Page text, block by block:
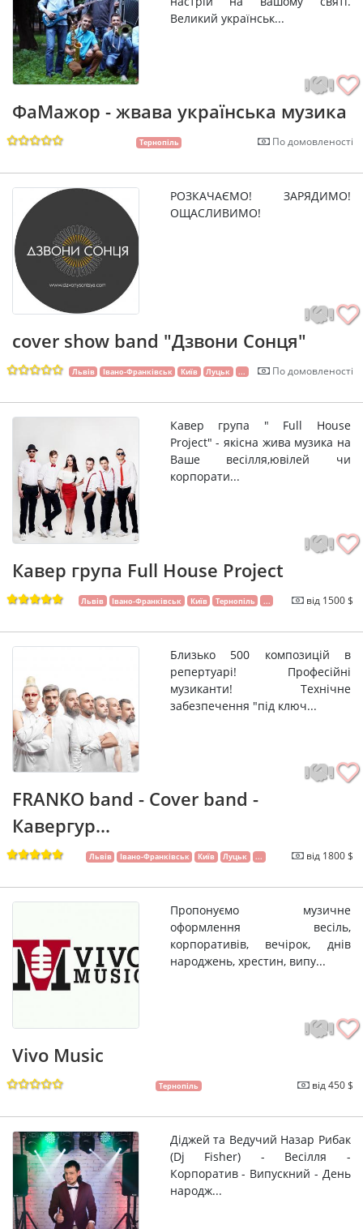
Великий українськ...
ФаМажор - жвава українська музика
Тернопіль По домовленості
РОЗКАЧАЄМО! ЗАРЯДИМО!
ОЩАСЛИВИМО!
cover show band "Дзвони Сонця"
Львів Івано-Франківськ Київ Луцьк ... По домовленості
Кавер група " Full House
Project" - якісна жива музика на
Ваше весілля,ювілей чи
корпорати...
Кавер група Full House Project
Львів Івано-Франківськ Київ Тернопіль ... від 1500 $
Близько 500 композицій в
репертуарі! Професійні
музиканти! Технічне
забезпечення "під ключ...
FRANKO band - Cover band -
Кавергур...
Львів Івано-Франківськ Київ Луцьк ... від 1800 $
Пропонуємо музичне
оформлення весіль,
корпоративів, вечірок, днів
народжень, хрестин, випу...
Vivo Music
Тернопіль від 450 $
Діджей та Ведучий Назар Рибак
(Dj Fisher) - Весілля -
Корпоратив - Випускний - День
народж...